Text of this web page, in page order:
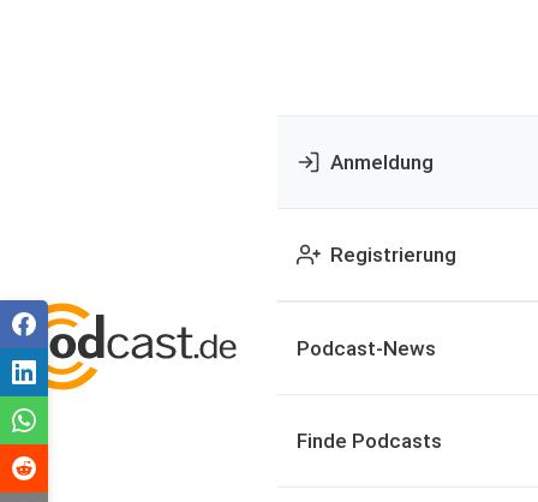
Anmeldung
Registrierung
Podcast-News
Finde Podcasts